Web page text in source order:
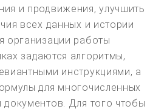
и продвижения, улучшить
всех данных и истории
организации работы
задаются алгоритмы,
инструкциями, а
для многочисленных
Для того чтобы